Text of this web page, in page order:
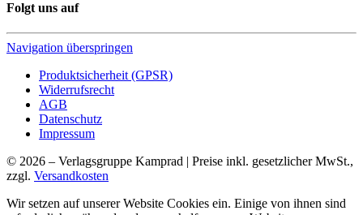
Folgt uns auf
Navigation überspringen
Produktsicherheit (GPSR)
Widerrufsrecht
AGB
Datenschutz
Impressum
© 2026 – Verlagsgruppe Kamprad | Preise inkl. gesetzlicher MwSt.,
zzgl. Versandkosten
Wir setzen auf unserer Website Cookies ein. Einige von ihnen sind